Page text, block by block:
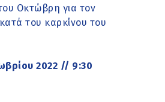
Οκτώβρη για τον
του καρκίνου του
2022 // 9:30